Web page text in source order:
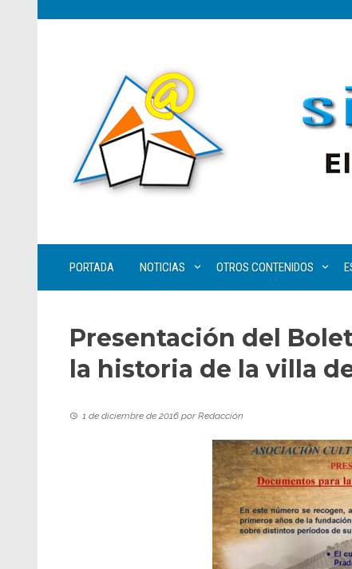
PORTADA NOTICIAS OTROS CONTENIDOS
Presentación del
la historia de la villa
1 de diciembre de 2016 porRedacción